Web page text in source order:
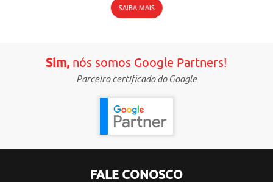
SAIBA MAIS
Sim,nós somos Google Partners!
Parceiro certificado do Google
FALE CONOSCO